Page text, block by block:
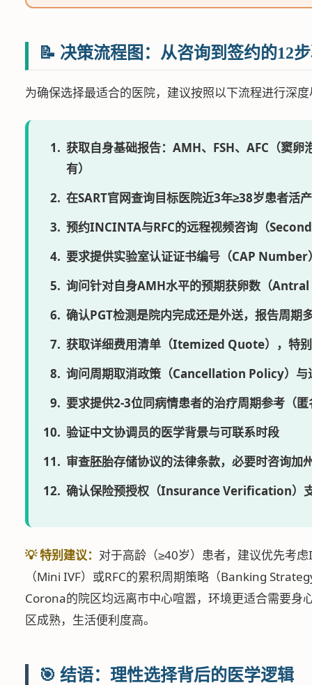
📝 决策流程图：从咨询到签约的12
为确保选择最适合的医院，建议按照以下流程进行深
获取自身基础报告：AMH、FSH、AFC（窦卵
有）
在SART官网查询目标医院近3年≥38岁患者活
预约INCINTA与RFC的远程视频咨询（
要求提供实验室认证证书编号（CAP Number
询问针对自身AMH水平的预期获卵数（
确认PGT检测是院内完成还是外送，报告周期
获取详细费用清单（Itemized Quote），特
询问周期取消政策（Cancellation Policy）与
要求提供2-3位同病情患者的治疗周期参考（
验证中文协调员的医学背景与可联系时段
审查胚胎存储协议的法律条款，必要时咨询加
确认保险预授权（Insurance Verification）
💡 特别建议： 对于高龄（≥40岁）患者，建议优先考
（Mini IVF）或RFC的累积周期策略（Banking
Corona的院区均远离市中心喧嚣，环境更适合需要身
区成熟，生活便利度高。
🎯 结语：理性选择背后的医学逻辑